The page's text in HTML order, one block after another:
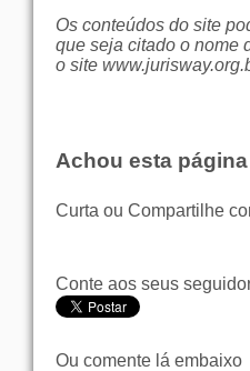
Os conteúdos do site
que seja citado o nome
o site
Achou esta
Curta ou Compartilhe
Conte aos seus
Ou comente lá embaixo